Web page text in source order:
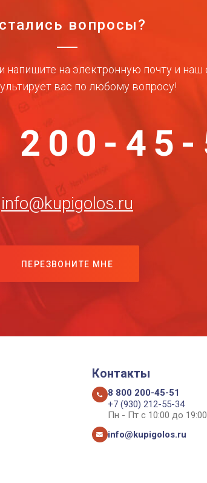
вопросы?
напишите на электронную почту и наш
вас по любому вопросу!
200-45-
info@kupigolos.ru
ПЕРЕЗВОНИТЕ МНЕ
Контакты
8 800 200-45-51
+7 (930) 212-55-34
Пн - Пт с 10:00 до 19:00
info@kupigolos.ru